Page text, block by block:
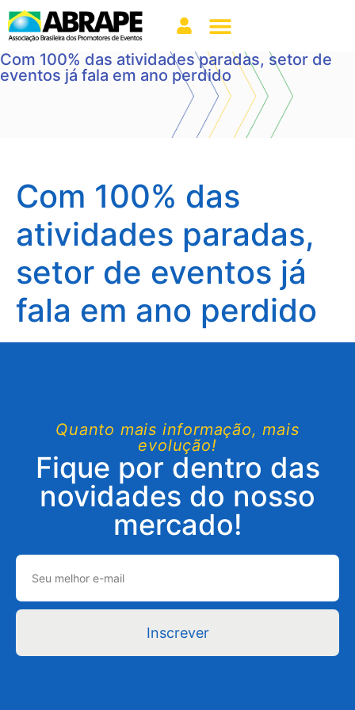
Com 100% das atividades paradas, setor de
eventos já fala em ano perdido
Com 100% das
atividades paradas,
setor de eventos já
fala em ano perdido
Quanto mais informação, mais
evolução!
Fique por dentro das
novidades do nosso
mercado!
Inscrever